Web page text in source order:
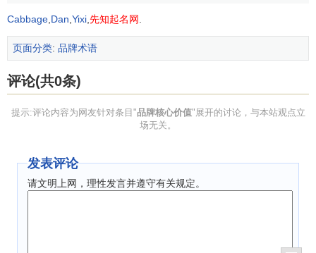
情感结合关
系
如果找不到这个品牌我会非常沮丧
一旦我不使用这个品牌，我感到有什么东西
正在消失
可口可乐
麦当劳餐厅
熟悉关系
Cabbage Dan Yixi 先知起名网
页面分类: 品牌术语
评论(共0条)
提示:评论内容为网友针对条目"品牌核心价值"展开的讨论，与本站观点立
场无关。
发表评论
请文明上网，理性发言并遵守有关规定。